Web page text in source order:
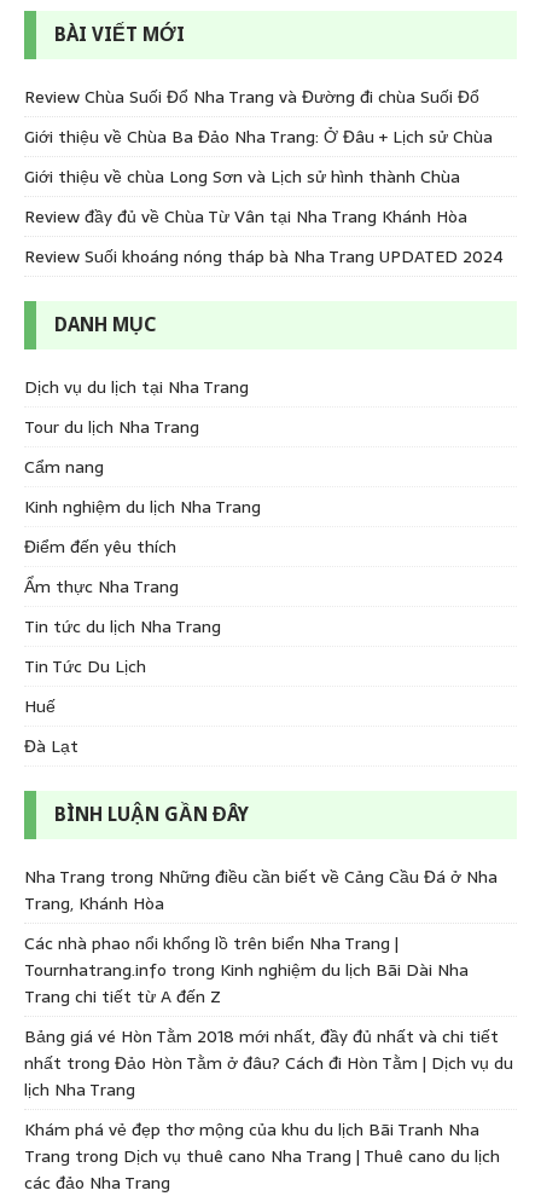
BÀI VIẾT MỚI
Review Chùa Suối Đổ Nha Trang và Đường đi chùa Suối Đổ
Giới thiệu về Chùa Ba Đảo Nha Trang: Ở Đâu + Lịch sử Chùa
Giới thiệu về chùa Long Sơn và Lịch sử hình thành Chùa
Review đầy đủ về Chùa Từ Vân tại Nha Trang Khánh Hòa
Review Suối khoáng nóng tháp bà Nha Trang UPDATED 2024
DANH MỤC
Dịch vụ du lịch tại Nha Trang
Tour du lịch Nha Trang
Cẩm nang
Kinh nghiệm du lịch Nha Trang
Điểm đến yêu thích
Ẩm thực Nha Trang
Tin tức du lịch Nha Trang
Tin Tức Du Lịch
Huế
Đà Lạt
BÌNH LUẬN GẦN ĐÂY
Nha Trang trong Những điều cần biết về Cảng Cầu Đá ở Nha
Trang, Khánh Hòa
Các nhà phao nổi khổng lồ trên biển Nha Trang |
Tournhatrang.info trong Kinh nghiệm du lịch Bãi Dài Nha
Trang chi tiết từ A đến Z
Bảng giá vé Hòn Tằm 2018 mới nhất, đầy đủ nhất và chi tiết
nhất trong Đảo Hòn Tằm ở đâu? Cách đi Hòn Tằm | Dịch vụ du
lịch Nha Trang
Khám phá vẻ đẹp thơ mộng của khu du lịch Bãi Tranh Nha
Trang trong Dịch vụ thuê cano Nha Trang | Thuê cano du lịch
các đảo Nha Trang